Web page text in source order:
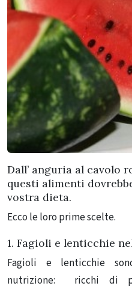
Dall’ anguria al cavolo
questi alimenti
vostra dieta.
Ecco le loro prime scelte.
1. Fagioli e lenticchie
Fagioli e lenticchie
nutrizione: ricchi di